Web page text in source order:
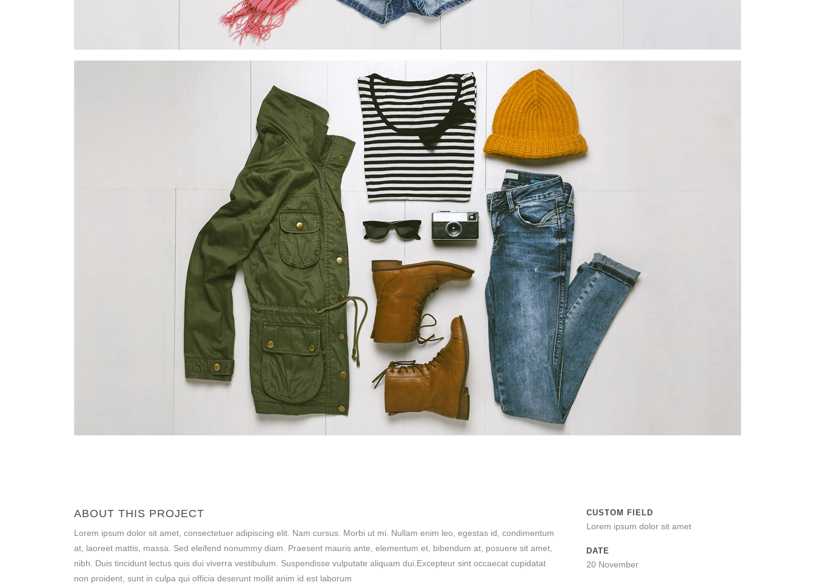
ABOUT THIS PROJECT
Lorem ipsum dolor sit amet, consectetuer adipiscing elit. Nam cursus. Morbi ut mi. Nullam enim leo, egestas id, condimentum
at, laoreet mattis, massa. Sed eleifend nonummy diam. Praesent mauris ante, elementum et, bibendum at, posuere sit amet,
nibh. Duis tincidunt lectus quis dui viverra vestibulum. Suspendisse vulputate aliquam dui.Excepteur sint occaecat cupidatat
non proident, sunt in culpa qui officia deserunt mollit anim id est laborum
CUSTOM FIELD
Lorem ipsum dolor sit amet
DATE
20 November